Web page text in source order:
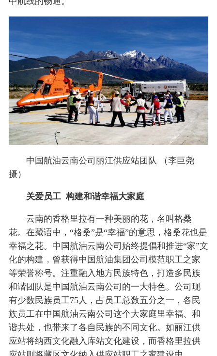
中国航油云南公司丽江供应站团队 （李巨尧
摄）
关爱员工 构建和谐幸福大家庭
云南的香格里拉有一种美丽的花，名叫格桑
花。在藏语中，“格桑”是“幸福”的意思，格桑花也是
幸福之花。中国航油云南公司始终提倡和推进“家”文
化的构建，曾获得中国航油集团公司模范职工之家
等荣誉称号。注重融入地方民族特色，打造多民族
和谐团队是中国航油云南公司的一大特色。公司现
有少数民族员工75人，占员工总数五分之一，各民
族员工在中国航油云南公司这个大家庭里幸福、和
谐共处，也带来了各自民族的不同文化。如丽江供
应站将纳西文化融入库站文化建设，而香格里拉供